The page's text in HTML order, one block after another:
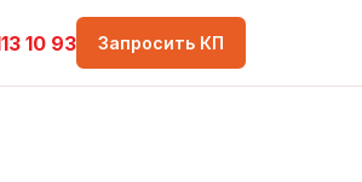
10 93 Запросить КП